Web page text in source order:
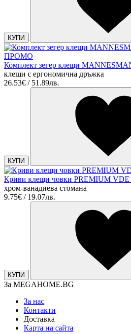
КУПИ
ПРОМО
Комплект зегер клещи
клещи с ергономична дръжка
26.53€ / 51.89лв.
КУПИ
Криви клещи човки PREMIUM VDE
хром-ванадиева стомана
9.75€ / 19.07лв.
КУПИ
За MEGAHOME.BG
За нас
Контакти
Доставка
Карта на сайта